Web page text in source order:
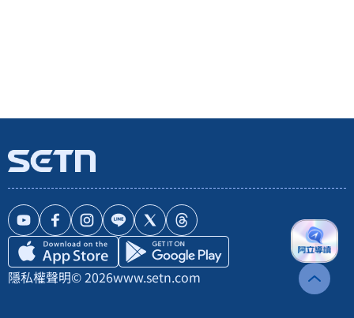
隱私權聲明© 2026www.setn.com